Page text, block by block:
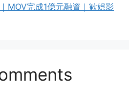
MOV完成1億元融資｜歓娯影